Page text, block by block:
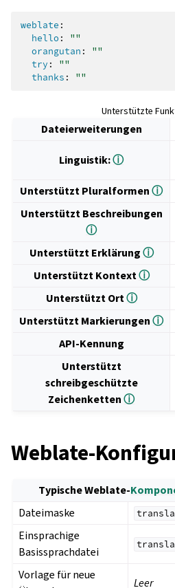
weblate :
hello :
""
orangutan :
""
try :
""
thanks : ""
Unterstützte
Dateierweiterungen
Linguistik:ⓘ
Unterstützt Pluralformenⓘ
Unterstützt Beschreibungen
ⓘ
Unterstützt Erklärungⓘ
Unterstützt Kontextⓘ
Unterstützt Ortⓘ
Unterstützt Markierungenⓘ
API-Kennung
Unterstützt
schreibgeschützte
Zeichenkettenⓘ
Weblate-
Typische Weblate-
Dateimaske
Einsprachige
Basissprachdatei
Vorlage für neue
Leer